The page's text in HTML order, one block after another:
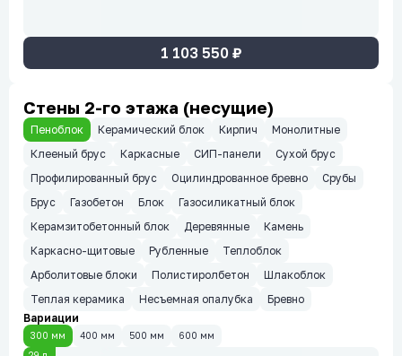
1 103 550₽
Стены 2-го этажа (несущие)
Пеноблок Керамический блок Кирпич
Монолитные
Клееный брус
Каркасные СИП-панели
Сухой брус
Профилированный брус
Оцилиндрованное бревно
Срубы
Брус
Газобетон Блок
Газосиликатный блок
Керамзитобетонный блок
Деревянные
Камень
Каркасно-щитовые
Рубленные
Теплоблок
Арболитовые блоки
Полистиролбетон
Шлакоблок
Теплая керамика
Несъемная опалубка
Бревно
Вариации
300 мм 400 мм 500 мм 600 мм